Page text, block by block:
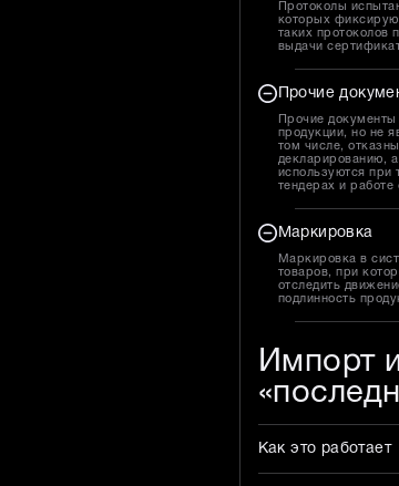
Протоколы
которых
таких протоколов
выдачи
Прочие
Прочие
продукции, но не
том числе,
декларированию,
используются при
тендерах и
Маркировка
Маркировка в
товаров, при
отследить
подлинность
Импорт
Как это работает